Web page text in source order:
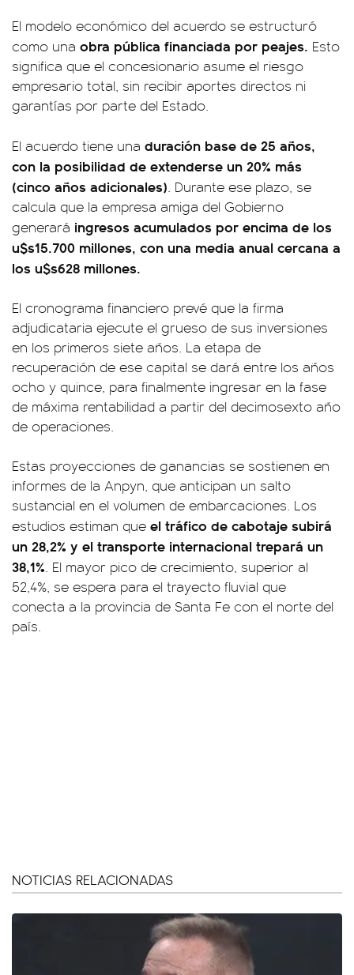
El modelo económico del acuerdo se estructuró
como una obra pública financiada por peajes. Esto
significa que el concesionario asume el riesgo
empresario total, sin recibir aportes directos ni
garantías por parte del Estado.
El acuerdo tiene una duración base de 25 años,
con la posibilidad de extenderse un 20% más
(cinco años adicionales). Durante ese plazo, se
calcula que la empresa amiga del Gobierno
generará ingresos acumulados por encima de los
u$s15.700 millones, con una media anual cercana a
los u$s628 millones.
El cronograma financiero prevé que la firma
adjudicataria ejecute el grueso de sus inversiones
en los primeros siete años. La etapa de
recuperación de ese capital se dará entre los años
ocho y quince, para finalmente ingresar en la fase
de máxima rentabilidad a partir del decimosexto año
de operaciones.
Estas proyecciones de ganancias se sostienen en
informes de la Anpyn, que anticipan un salto
sustancial en el volumen de embarcaciones. Los
estudios estiman que el tráfico de cabotaje subirá
un 28,2% y el transporte internacional trepará un
38,1%. El mayor pico de crecimiento, superior al
52,4%, se espera para el trayecto fluvial que
conecta a la provincia de Santa Fe con el norte del
país.
NOTICIAS RELACIONADAS